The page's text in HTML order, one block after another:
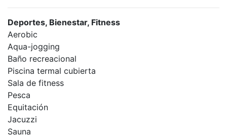
Deportes, Bienestar, Fitness
Aerobic
Aqua-jogging
Baño recreacional
Piscina termal cubierta
Sala de fitness
Pesca
Equitación
Jacuzzi
Sauna